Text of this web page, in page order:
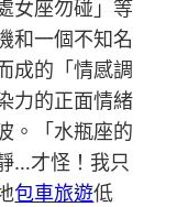
女座勿碰」等
和一個不知名
成的「情感調
力的正面情緒
。「水瓶座的
…才怪！我只
包車旅遊低